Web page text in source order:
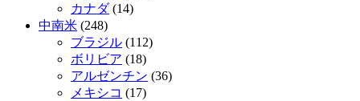
カナダ(14)
中南米 (248)
ブラジル (112)
ボリビア (18)
アルゼンチン (36)
メキシコ (17)